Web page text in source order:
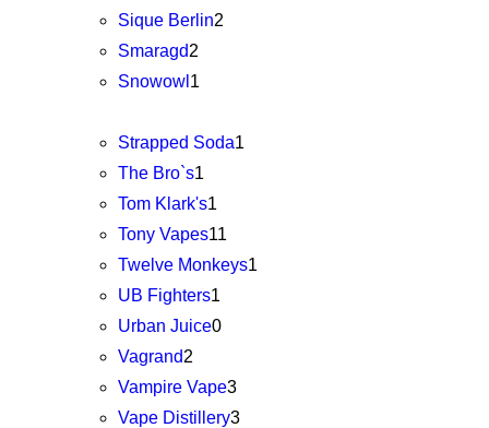
Sique Berlin2
Smaragd2
Snowowl 1
Strapped Soda1
The Bro`s1
Tom Klark's1
Tony Vapes11
Twelve Monkeys1
UB Fighters1
Urban Juice0
Vagrand2
Vampire Vape3
Vape Distillery3